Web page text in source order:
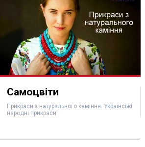
Самоцвіти
Прикраси з натурального каміння. Українські
народні прикраси.